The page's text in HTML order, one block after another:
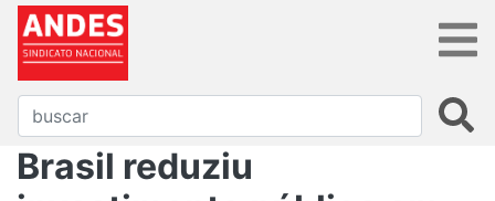
Brasil reduziu